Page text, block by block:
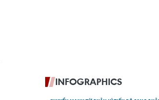
INFOGRAPHICS